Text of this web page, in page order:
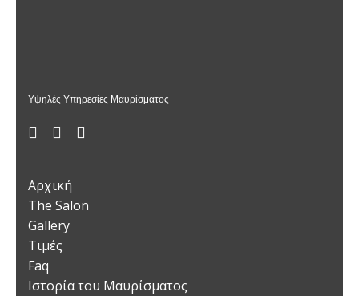
Υψηλές Υπηρεσίες Μαυρίσματος
Αρχική
The Salon
Gallery
Τιμές
Faq
Ιστορία του Μαυρίσματος